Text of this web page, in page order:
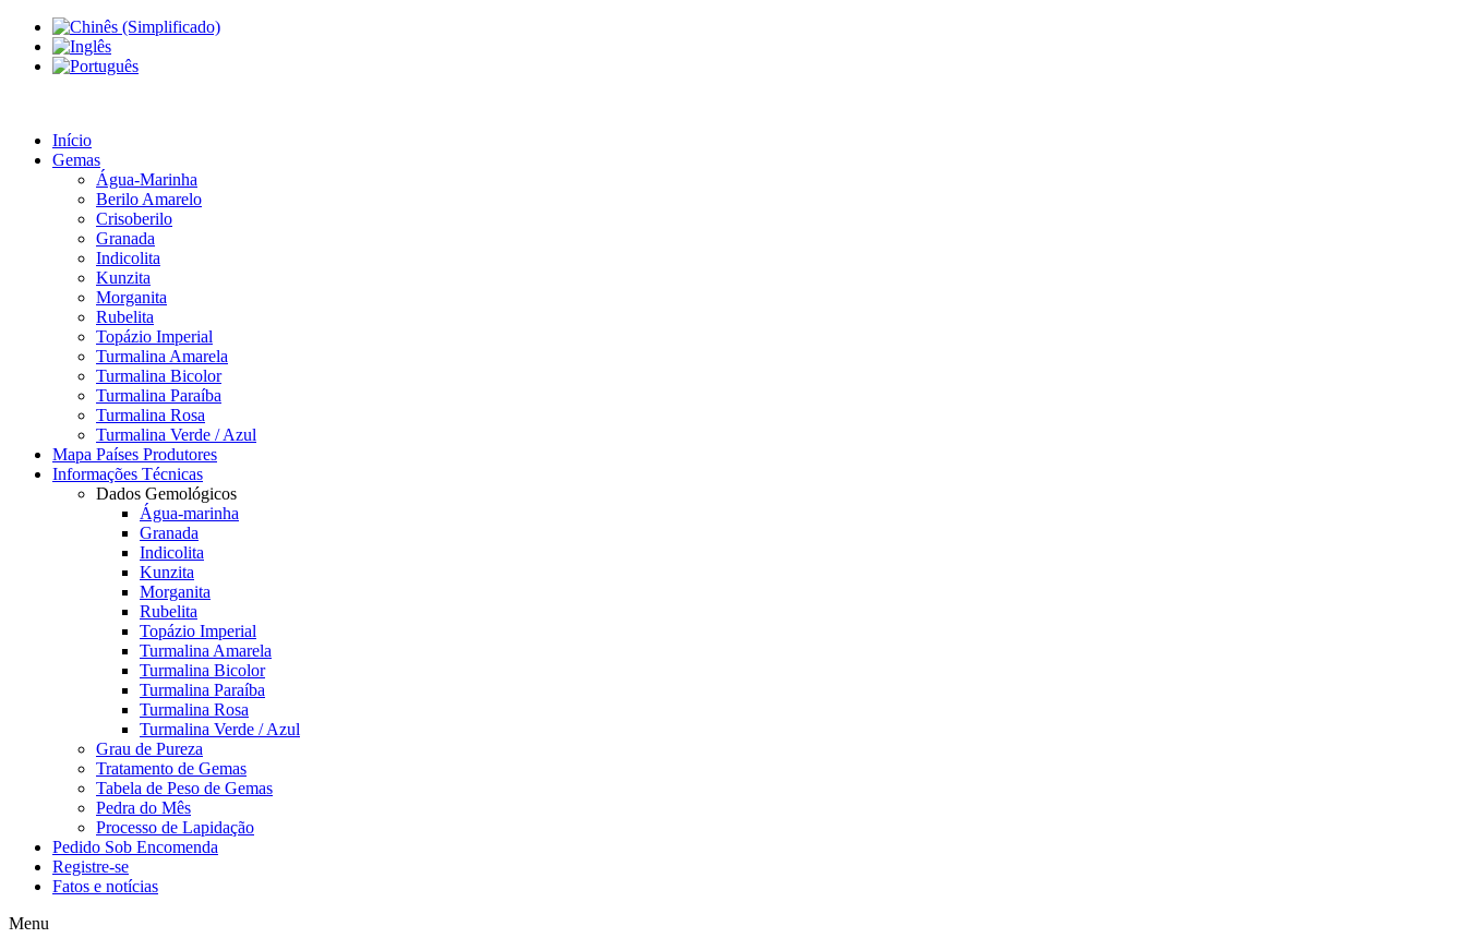
Início
Gemas
Água-Marinha
Berilo Amarelo
Crisoberilo
Granada
Indicolita
Kunzita
Morganita
Rubelita
Topázio Imperial
Turmalina Amarela
Turmalina Bicolor
Turmalina Paraíba
Turmalina Rosa
Turmalina Verde / Azul
Mapa Países Produtores
Informações Técnicas
Dados Gemológicos
Água-marinha
Granada
Indicolita
Kunzita
Morganita
Rubelita
Topázio Imperial
Turmalina Amarela
Turmalina Bicolor
Turmalina Paraíba
Turmalina Rosa
Turmalina Verde / Azul
Grau de Pureza
Tratamento de Gemas
Tabela de Peso de Gemas
Pedra do Mês
Processo de Lapidação
Pedido Sob Encomenda
Registre-se
Fatos e notícias
Menu